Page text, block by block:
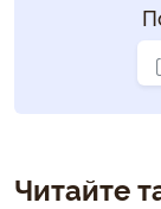
Читайте